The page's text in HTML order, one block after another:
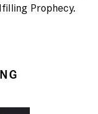
Prophecy.